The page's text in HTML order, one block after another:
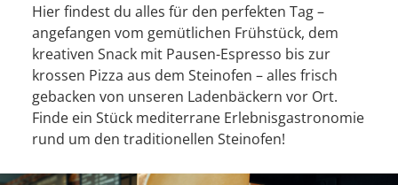
Hier findest du alles für den perfekten Tag –
angefangen vom gemütlichen Frühstück, dem
kreativen Snack mit Pausen-Espresso bis zur
krossen Pizza aus dem Steinofen – alles frisch
gebacken von unseren Ladenbäckern vor Ort.
Finde ein Stück mediterrane Erlebnisgastronomie
rund um den traditionellen Steinofen!